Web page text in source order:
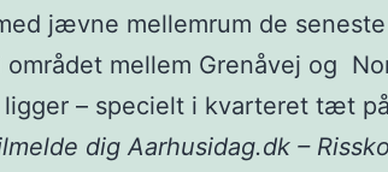
jævne mellemrum de
området mellem Grenåvej og
ligger – specielt i kvarteret tæt
dig Aarhusidag.dk –